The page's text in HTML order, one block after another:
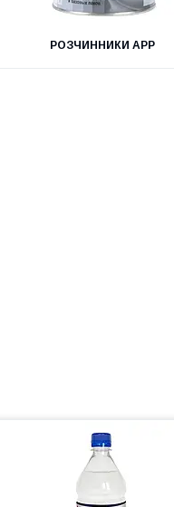
РОЗЧИННИКИ APP